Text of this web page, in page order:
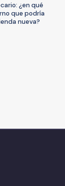
¿en qué
que podría
nueva?